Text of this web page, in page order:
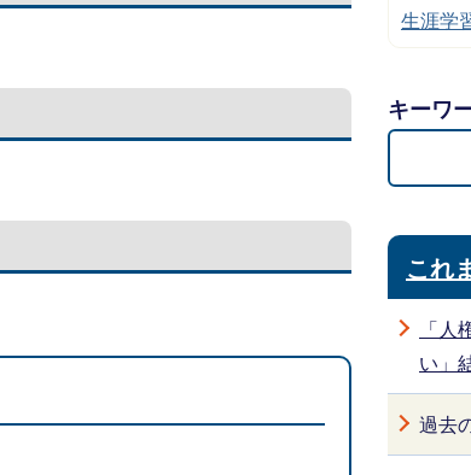
生涯学
キーワ
これ
「人
い」
過去